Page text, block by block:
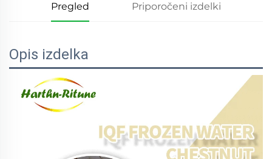
Pregled Priporočeni izdelki
Opis izdelka